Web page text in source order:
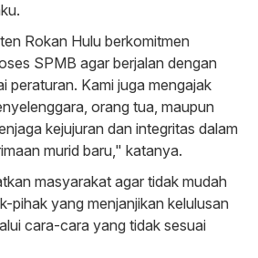
Rokan Hulu berkomitmen
SPMB agar berjalan dengan
peraturan. Kami juga mengajak
orang tua, maupun
kejujuran dan integritas dalam
murid baru," katanya.
masyarakat agar tidak mudah
pihak yang menjanjikan kelulusan
cara-cara yang tidak sesuai